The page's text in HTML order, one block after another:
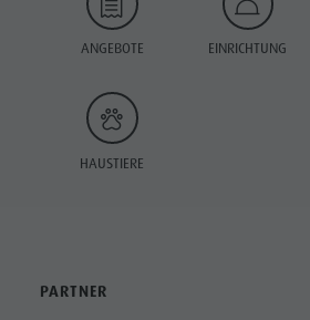
ANGEBOTE EINRICHTUNG
HAUSTIERE
PARTNER